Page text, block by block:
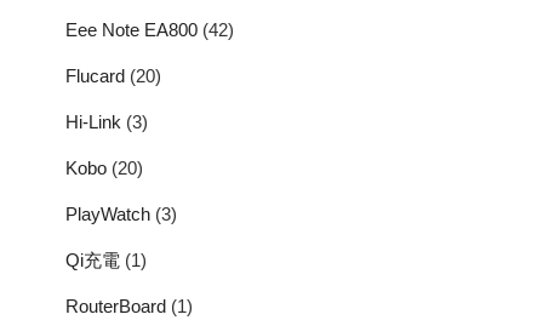
Eee Note EA800 (42)
Flucard (20)
Hi-Link (3)
Kobo (20)
PlayWatch (3)
Qi充電 (1)
RouterBoard (1)